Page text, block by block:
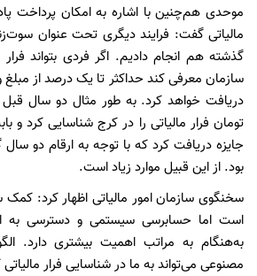
موحدی هم‌چنین با اشاره به امکان
مالیاتی گفت: فرایند دیگری تحت عنوان
گذشته هم انجام دادیم. اگر فردی بتواند فرار
سازمان معرفی کند حداکثر تا یک درصد از مبلغ
جایزه دریافت کرد که با توجه به ارقام دو
بود. از این قبیل موارد زیاد است.
سخنگوی سازمان امور مالیاتی اظهار کرد:
است اما حسابرسی سیستمی و دسترسی به
به‌هنگام به مراتب اهمیت بیشتری دارد.
مصنوعی می‌تواند به ما در شناسایی فرار